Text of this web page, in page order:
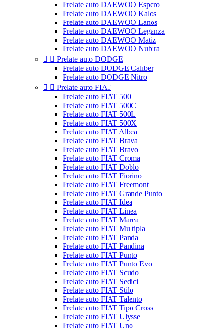
Prelate auto DAEWOO Espero
Prelate auto DAEWOO Kalos
Prelate auto DAEWOO Lanos
Prelate auto DAEWOO Leganza
Prelate auto DAEWOO Matiz
Prelate auto DAEWOO Nubira
  Prelate auto DODGE
Prelate auto DODGE Caliber
Prelate auto DODGE Nitro
  Prelate auto FIAT
Prelate auto FIAT 500
Prelate auto FIAT 500C
Prelate auto FIAT 500L
Prelate auto FIAT 500X
Prelate auto FIAT Albea
Prelate auto FIAT Brava
Prelate auto FIAT Bravo
Prelate auto FIAT Croma
Prelate auto FIAT Doblo
Prelate auto FIAT Fiorino
Prelate auto FIAT Freemont
Prelate auto FIAT Grande Punto
Prelate auto FIAT Idea
Prelate auto FIAT Linea
Prelate auto FIAT Marea
Prelate auto FIAT Multipla
Prelate auto FIAT Panda
Prelate auto FIAT Pandina
Prelate auto FIAT Punto
Prelate auto FIAT Punto Evo
Prelate auto FIAT Scudo
Prelate auto FIAT Sedici
Prelate auto FIAT Stilo
Prelate auto FIAT Talento
Prelate auto FIAT Tipo Cross
Prelate auto FIAT Ulysse
Prelate auto FIAT Uno